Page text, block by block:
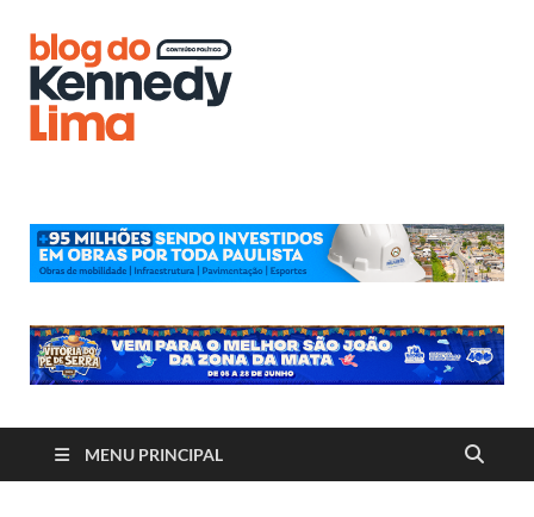
MENU PRINCIPAL